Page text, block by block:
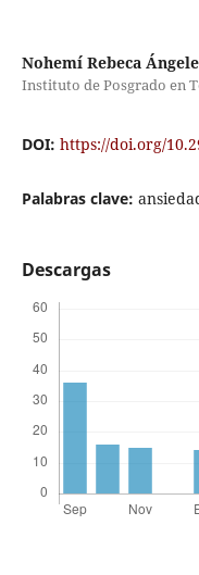
Nohemí Rebeca
Instituto de Posgrado en
DOI: https://doi.org/
Palabras clave:
Descargas